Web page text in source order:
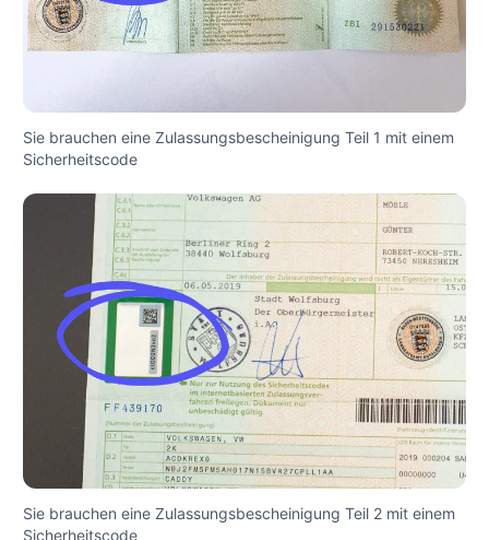
Sie brauchen eine Zulassungsbescheinigung Teil 1 mit einem
Sicherheitscode
Sie brauchen eine Zulassungsbescheinigung Teil 2 mit einem
Sicherheitscode